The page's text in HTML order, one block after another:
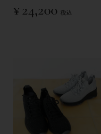
¥24,200 税込